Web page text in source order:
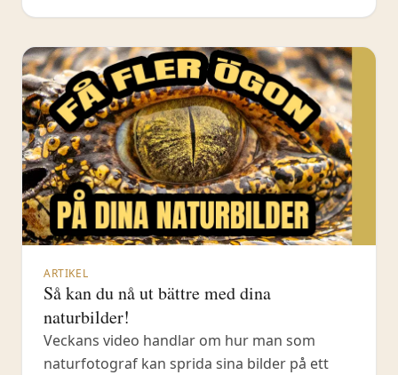
ARTIKEL
Så kan du nå ut bättre med dina
naturbilder!
Veckans video handlar om hur man som
naturfotograf kan sprida sina bilder på ett